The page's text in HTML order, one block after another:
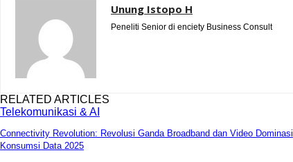
Unung Istopo H
Peneliti Senior di enciety Business Consult
RELATED ARTICLES
Telekomunikasi & AI
Connectivity Revolution: Revolusi Ganda Broadband dan Video Dominasi
Konsumsi Data 2025